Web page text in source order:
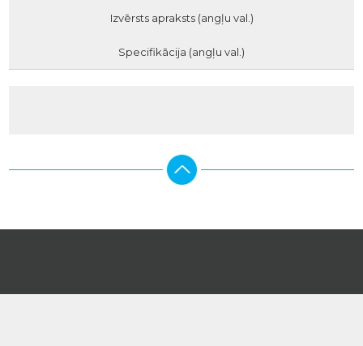
Izvērsts apraksts (angļu val.)
Specifikācija (angļu val.)